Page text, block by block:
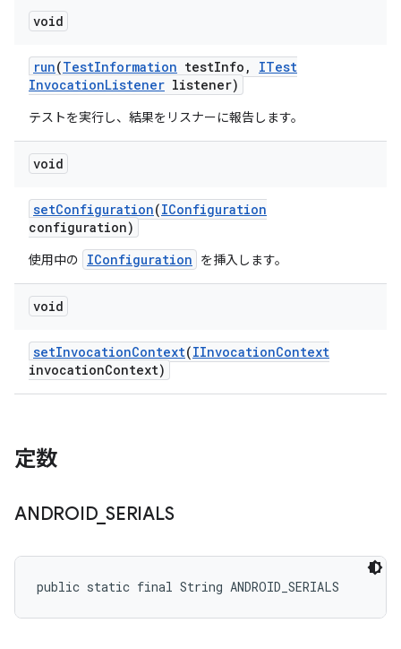
void
run(TestInformation testInfo ,
ITest
InvocationListener listener)
テストを実行し、結果をリスナーに報告します。
void
setConfiguration(IConfiguration
configuration)
使用中の IConfiguration を挿入します。
void
setInvocationContext(IInvocationContext
invocationContext)
定数
ANDROID_ SERIALS
public static final String ANDROID_SERIALS